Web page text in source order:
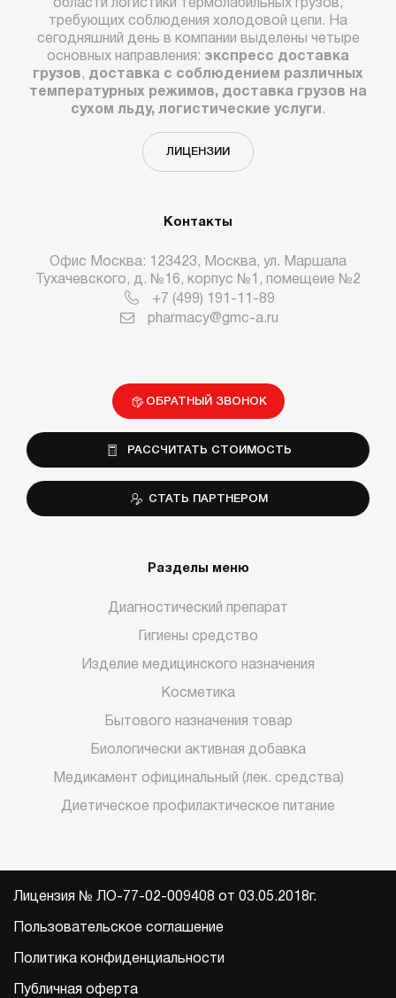
области логистики термолабильных грузов,
требующих соблюдения холодовой цепи. На
сегодняшний день в компании выделены четыре
основных направления: экспресс доставка
грузов, доставка с соблюдением различных
температурных режимов, доставка грузов на
сухом льду, логистические услуги .
ЛИЦЕНЗИИ
Контакты
Офис Москва: 123423, Москва, ул. Маршала
Тухачевского, д. №16, корпус №1, помещеие №2
+7 (499) 191-11-89
pharmacy@gmc-a.ru
ОБРАТНЫЙ ЗВОНОК
РАССЧИТАТЬ СТОИМОСТЬ
СТАТЬ ПАРТНЕРОМ
Разделы меню
Диагностический препарат
Гигиены средство
Изделие медицинского назначения
Косметика
Бытового назначения товар
Биологически активная добавка
Медикамент официнальный (лек. средства)
Диетическое профилактическое питание
Лицензия № ЛО-77-02-009408 от 03.05.2018г.
Пользовательское соглашение
Политика конфиденциальности
Публичная оферта